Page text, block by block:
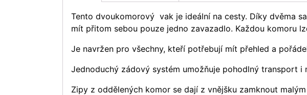
Tento dvoukomorový vak je ideální na cesty. Díky dvěma
mít přitom sebou pouze jedno zavazadlo. Každou komoru
Je navržen pro všechny, kteří potřebují mít přehled a
Jednoduchý zádový systém umožňuje pohodlný transport i
Zipy z oddělených komor se dají z vnějšku zamknout